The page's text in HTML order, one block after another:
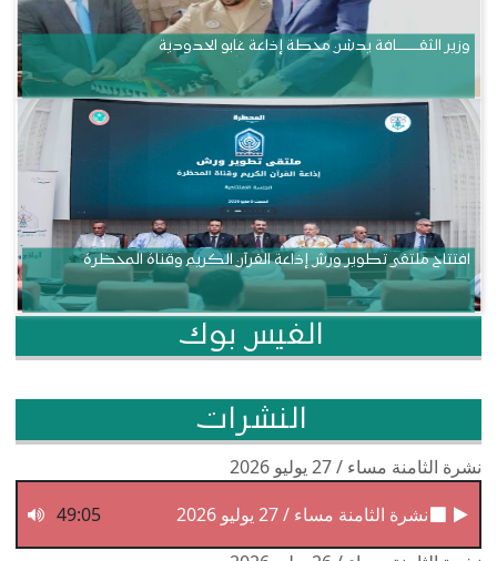
وزير الثقــــــــــافة يدشن محطة إذاعة غابو الحدودية
افتتاح ملتقى تطوير ورش إذاعة القرآن الكريم وقناة المحظرة
الفيس بوك
النشرات
نشرة الثامنة مساء / 27 يوليو 2026
نشرة الثامنة مساء / 27 يوليو 2026
49:05